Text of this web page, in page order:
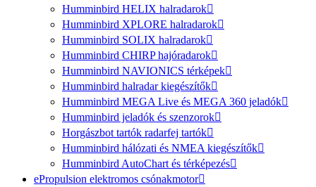
Humminbird HELIX halradarok
Humminbird XPLORE halradarok
Humminbird SOLIX halradarok
Humminbird CHIRP hajóradarok
Humminbird NAVIONICS térképek
Humminbird halradar kiegészítők
Humminbird MEGA Live és MEGA 360 jeladók
Humminbird jeladók és szenzorok
Horgászbot tartók radarfej tartók
Humminbird hálózati és NMEA kiegészítők
Humminbird AutoChart és térképezés
ePropulsion elektromos csónakmotor